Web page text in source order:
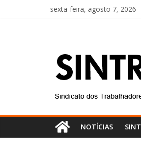
sexta-feira, agosto 7, 2026
NOTÍCIAS